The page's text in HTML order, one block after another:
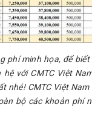
phí minh họa, để
hệ với CMTC Việt
nhé! CMTC Việt
bộ các khoản phí